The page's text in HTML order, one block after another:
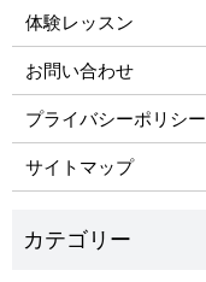
体験レッスン
お問い合わせ
プライバシーポリシー
サイトマップ